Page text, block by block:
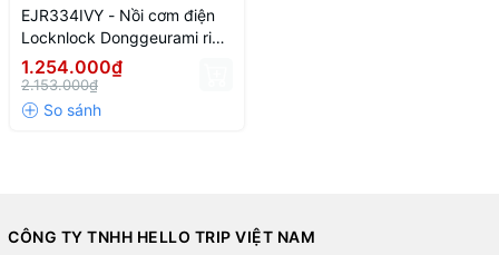
EJR334IVY - Nồi cơm điện
Locknlock Donggeurami rice
cooker 220V, 50Hz, 400W,
1.0L- Màu ngà
1.254.000₫
2.153.000₫
CÔNG TY TNHH HELLO TRIP VIỆT NAM